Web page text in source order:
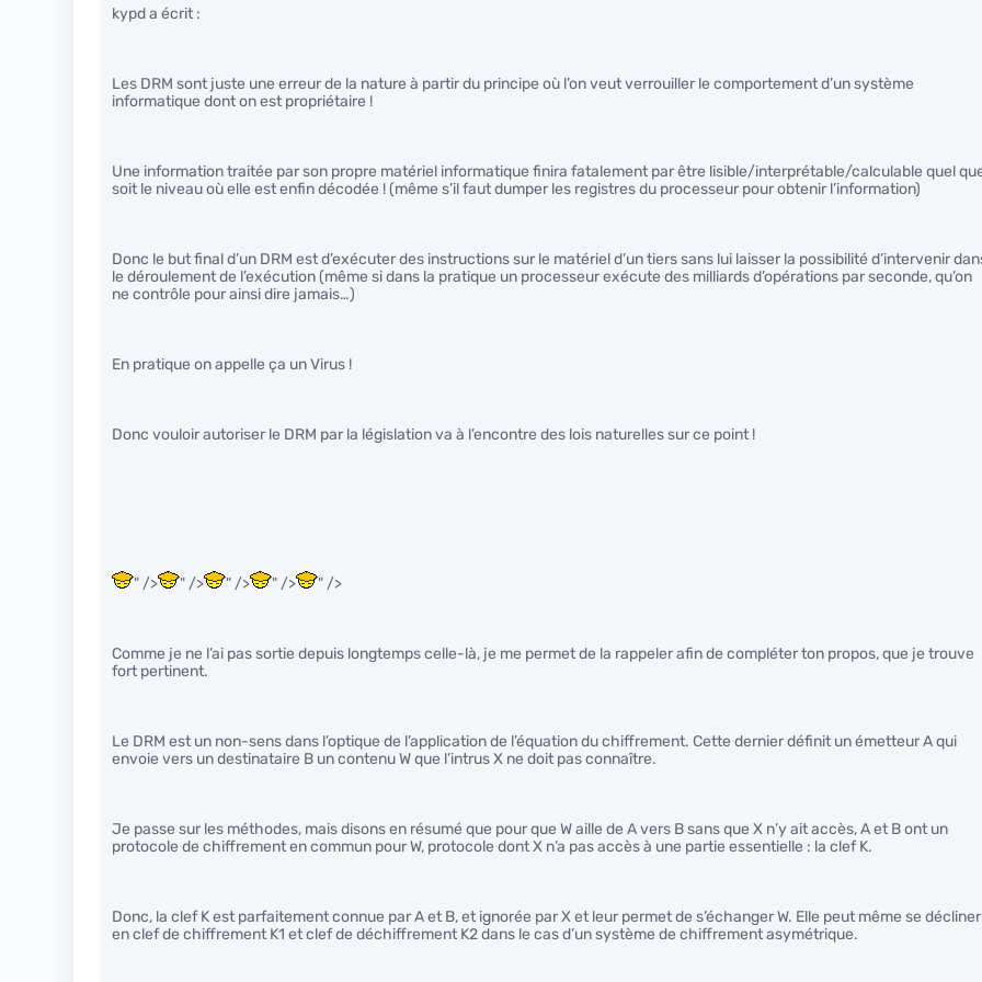
kypd a écrit :
Les DRM sont juste une erreur de la nature à partir du principe où l’on veut verrouiller le comportement d’un système
informatique dont on est propriétaire !
Une information traitée par son propre matériel informatique finira fatalement par être lisible/interprétable/calculable quel
soit le niveau où elle est enfin décodée ! (même s’il faut dumper les registres du processeur pour obtenir l’information)
Donc le but final d’un DRM est d’exécuter des instructions sur le matériel d’un tiers sans lui laisser la possibilité d’intervenir
le déroulement de l’exécution (même si dans la pratique un processeur exécute des milliards d’opérations par seconde, qu’on
ne contrôle pour ainsi dire jamais…)
En pratique on appelle ça un Virus !
Donc vouloir autoriser le DRM par la législation va à l’encontre des lois naturelles sur ce point !
" /> " /> " /> " /> " />
Comme je ne l’ai pas sortie depuis longtemps celle-là, je me permet de la rappeler afin de compléter ton propos, que je trouve
fort pertinent.
Le DRM est un non-sens dans l’optique de l’application de l’équation du chiffrement. Cette dernier définit un émetteur A qui
envoie vers un destinataire B un contenu W que l’intrus X ne doit pas connaître.
Je passe sur les méthodes, mais disons en résumé que pour que W aille de A vers B sans que X n’y ait accès, A et B ont un
protocole de chiffrement en commun pour W, protocole dont X n’a pas accès à une partie essentielle : la clef K.
Donc, la clef K est parfaitement connue par A et B, et ignorée par X et leur permet de s’échanger W. Elle peut même se décliner
en clef de chiffrement K1 et clef de déchiffrement K2 dans le cas d’un système de chiffrement asymétrique.